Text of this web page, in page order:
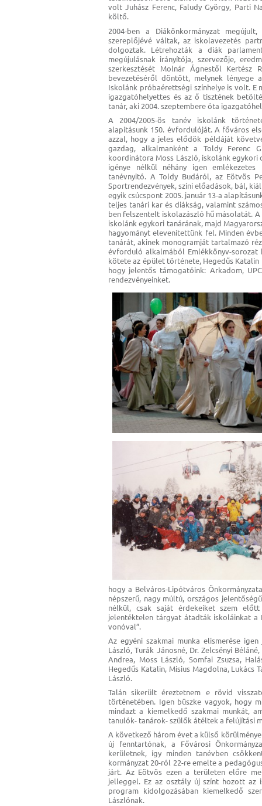
volt Juhász Ferenc, Faludy György, Parti
költő.
2004-ben a Diákönkormányzat
szereplőjévé váltak, az iskolavezetés
dolgoztak. Létrehozták a diák
megújulásnak irányítója, szervezője,
szerkesztését Molnár Ágnestől
bevezetéséről döntött, melynek
Iskolánk próbaérettségi színhelye is volt. E
igazgatóhelyettes és az ő tisztének
tanár, aki 2004. szeptembere óta
A 2004/2005-ös tanév iskolánk
alapításunk 150. évfordulóját. A főváros
azzal, hogy a jeles elődök példáját
gazdag, alkalmanként a Toldy Ferenc
koordinátora Moss László, iskolánk
igénye nélkül néhány igen emlékezetes
tanévnyitó. A Toldy Budáról, az Eötvös
Sportrendezvények, színi előadások, bál,
egyik csúcspont 2005. január 13-a
teljes tanári kar és diákság, valamint
ben felszentelt iskolazászló hű másolatát.
iskolánk egykori tanárának, majd
hagyományt elevenítettünk fel. Minden
tanárát, akinek monogramját tartalmazó
évforduló alkalmából Emlékkönyv-
kötete az épület története, Hegedűs
hogy jelentős támogatóink: Arkadom,
rendezvényeinket.
hogy a Belváros-Lipótváros
népszerű, nagy múltú, országos
nélkül, csak saját érdekeiket szem
jelentéktelen tárgyat átadták iskoláinkat a
vonóval”.
Az egyéni szakmai munka elismerése
László, Turák Jánosné, Dr. Zelcsényi
Andrea, Moss László, Somfai Zsuzsa,
Hegedűs Katalin, Misius Magdolna, Lukács
László.
Talán sikerült éreztetnem e rövid
történetében. Igen büszke vagyok, hogy
mindazt a kiemelkedő szakmai munkát,
tanulók- tanárok- szülők átéltek a felújítási
A következő három évet a külső
új fenntartónak, a Fővárosi
kerületnek, így minden tanévben
kormányzat 20-ról 22-re emelte a
járt. Az Eötvös ezen a területen előre
jelleggel. Ez az osztály új színt hozott az
program kidolgozásában kiemelkedő
Lászlónak.